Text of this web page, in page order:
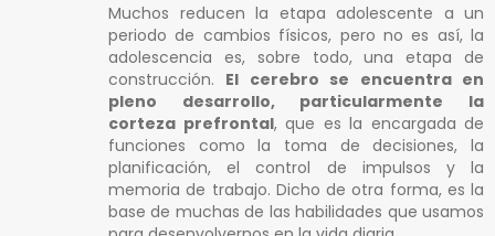
Muchos reducen la etapa adolescente a un
periodo de cambios físicos, pero no es así, la
adolescencia es, sobre todo, una etapa de
construcción. El cerebro se encuentra en
pleno desarrollo, particularmente la
corteza prefrontal, que es la encargada de
funciones como la toma de decisiones, la
planificación, el control de impulsos y la
memoria de trabajo. Dicho de otra forma, es la
base de muchas de las habilidades que usamos